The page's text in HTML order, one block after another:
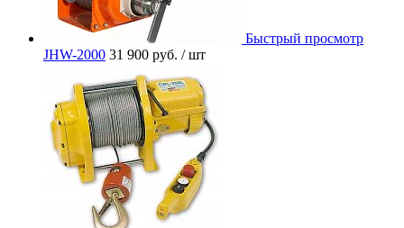
Быстрый просмотр
JHW-2000 31 900 руб. / шт